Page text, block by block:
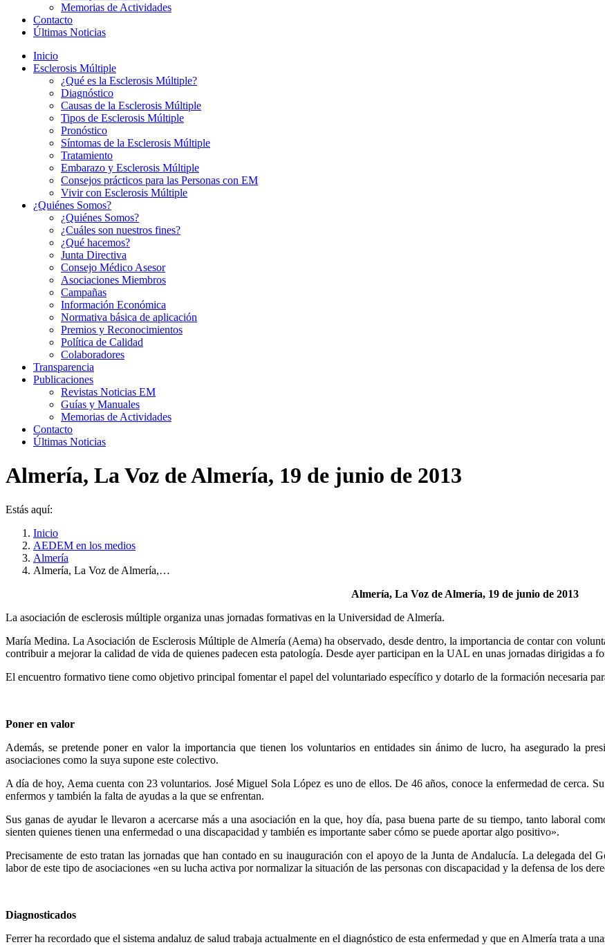
Memorias de Actividades
Contacto
Últimas Noticias
Inicio
Esclerosis Múltiple
¿Qué es la Esclerosis Múltiple?
Diagnóstico
Causas de la Esclerosis Múltiple
Tipos de Esclerosis Múltiple
Pronóstico
Síntomas de la Esclerosis Múltiple
Tratamiento
Embarazo y Esclerosis Múltiple
Consejos prácticos para las Personas con EM
Vivir con Esclerosis Múltiple
¿Quiénes Somos?
¿Quiénes Somos?
¿Cuáles son nuestros fines?
¿Qué hacemos?
Junta Directiva
Consejo Médico Asesor
Asociaciones Miembros
Campañas
Información Económica
Normativa básica de aplicación
Premios y Reconocimientos
Política de Calidad
Colaboradores
Transparencia
Publicaciones
Revistas Noticias EM
Guías y Manuales
Memorias de Actividades
Contacto
Últimas Noticias
Almería, La Voz de Almería, 19 de junio de 2013
Estás aquí:
Inicio
AEDEM en los medios
Almería
Almería, La Voz de Almería,…
Almería, La Voz de Almería, 19 de junio de 2013
La asociación de esclerosis múltiple organiza unas jornadas formativas en la Universidad de Almería.
María Medina. La Asociación de Esclerosis Múltiple de Almería (Aema) ha observado, desde dentro, la importancia de contar con
contribuir a mejorar la calidad de vida de quienes padecen esta patología. Desde ayer participan en la UAL en unas jornadas dirigidas a
El encuentro formativo tiene como objetivo principal fomentar el papel del voluntariado específico y dotarlo de la formación necesaria
Poner en valor
Además, se pretende poner en valor la importancia que tienen los voluntarios en entidades sin ánimo de lucro, ha asegurado la
asociaciones como la suya supone este colectivo.
A día de hoy, Aema cuenta con 23 voluntarios. José Miguel Sola López es uno de ellos. De 46 años, conoce la enfermedad de cerca.
enfermos y también la falta de ayudas a la que se enfrentan.
Sus ganas de ayudar le llevaron a acercarse más a una asociación en la que, hoy día, pasa buena parte de su tiempo, tanto laboral
sienten quienes tienen una enfermedad o una discapacidad y también es importante saber cómo se puede aportar algo positivo».
Precisamente de esto tratan las jornadas que han contado en su inauguración con el apoyo de la Junta de Andalucía. La delegada del
labor de este tipo de asociaciones «en su lucha activa por normalizar la situación de las personas con discapacidad y la defensa de los
Diagnosticados
Ferrer ha recordado que el sistema andaluz de salud trabaja actualmente en el diagnóstico de esta enfermedad y que en Almería trata a